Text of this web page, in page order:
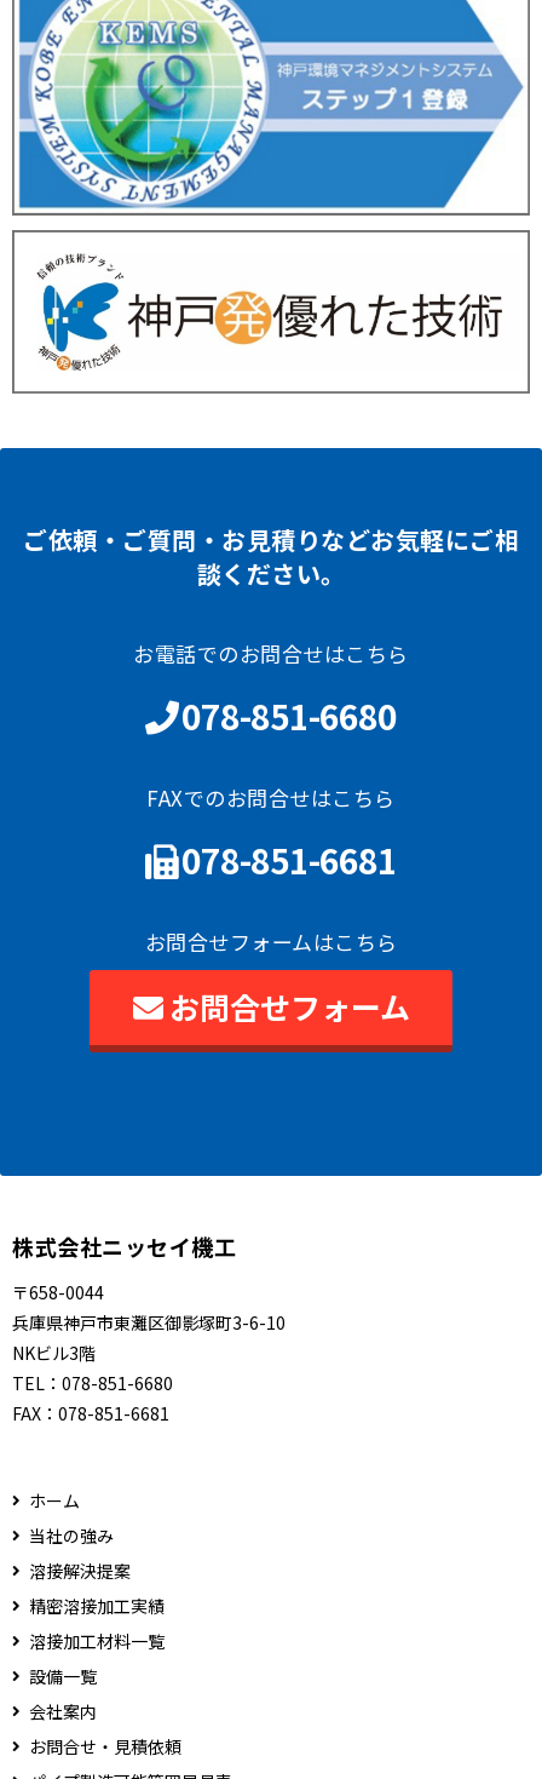
ご依頼・ご質問・お見積りなどお気軽にご相
談ください。
お電話でのお問合せはこちら
078-851-6680
FAXでのお問合せはこちら
078-851-6681
お問合せフォームはこちら
お問合せフォーム
株式会社ニッセイ機工
〒658-0044
兵庫県神戸市東灘区御影塚町3-6-10
NKビル3階
TEL： 078-851-6680
FAX： 078-851-6681
ホーム
当社の強み
溶接解決提案
精密溶接加工実績
溶接加工材料一覧
設備一覧
会社案内
お問合せ・見積依頼